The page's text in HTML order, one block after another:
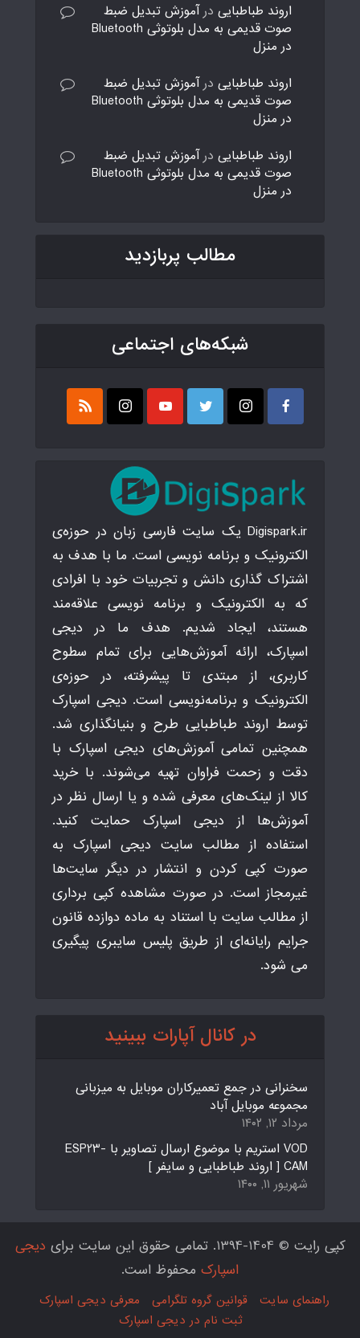
اروند طباطبایی درآموزش تبدیل ضبط
صوت قدیمی به مدل بلوتوثی Bluetooth
در منزل
اروند طباطبایی درآموزش تبدیل ضبط
صوت قدیمی به مدل بلوتوثی Bluetooth
در منزل
اروند طباطبایی درآموزش تبدیل ضبط
صوت قدیمی به مدل بلوتوثی Bluetooth
در منزل
مطالب پربازدید
شبکه‌های اجتماعی
Digispark.ir یک سایت فارسی زبان در حوزه‌ی
الکترونیک و برنامه نویسی است. ما با هدف به
اشتراک گذاری دانش و تجربیات خود با افرادی
که به الکترونیک و برنامه نویسی علاقه‌مند
هستند، ایجاد شدیم. هدف ما در دیجی
اسپارک، ارائه آموزش‌هایی برای تمام سطوح
کاربری، از مبتدی تا پیشرفته، در حوزه‌ی
الکترونیک و برنامه‌نویسی است. دیجی اسپارک
توسط اروند طباطبایی طرح و بنیانگذاری شد.
همچنین تمامی آموزش‌های دیجی اسپارک با
دقت و زحمت فراوان تهیه می‌شوند. با خرید
کالا از لینک‌های معرفی شده و یا ارسال نظر در
آموزش‌ها از دیجی اسپارک حمایت کنید.
استفاده از مطالب سایت دیجی اسپارک به
صورت کپی کردن و انتشار در دیگر سایت‌ها
غیرمجاز است. در صورت مشاهده کپی برداری
از مطالب سایت با استناد به ماده دوازده قانون
جرایم رایانه‌ای از طریق پلیس سایبری پیگیری
می شود.
در کانال آپارات ببینید
سخنرانی در جمع تعمیرکاران موبایل به میزبانی
مجموعه موبایل آباد
مرداد ۱۲, ۱۴۰۲
VOD استریم با موضوع ارسال تصاویر با ESP23-
CAM [ اروند طباطبایی و سایفر ]
شهریور ۱۱, ۱۴۰۰
کپی رایت © 1404-1394. تمامی حقوق این سایت برای
دیجی
اسپارک محفوظ است.
راهنمای سایت قوانین گروه تلگرامی
معرفی دیجی اسپارک
ثبت نام در دیجی اسپارک